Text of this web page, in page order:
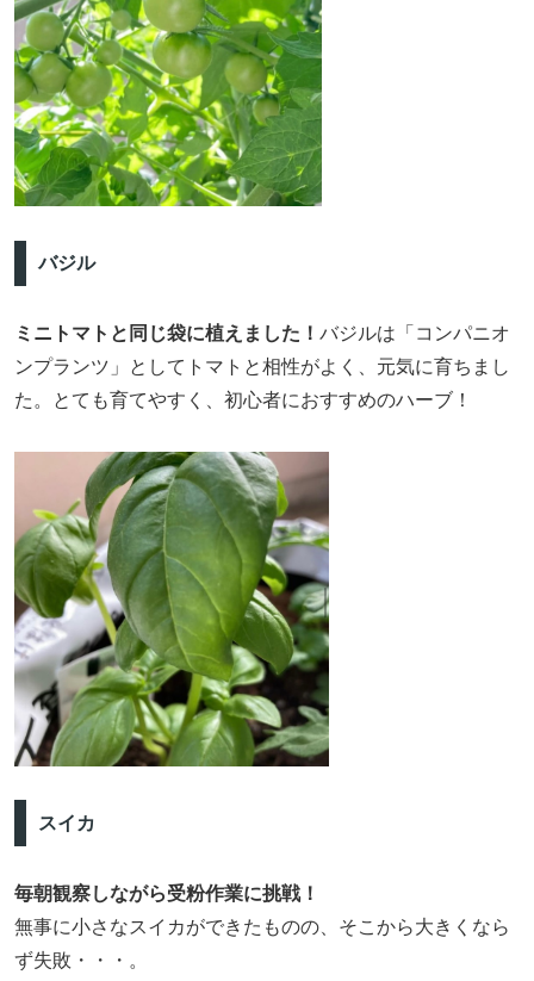
バジル
ミニトマトと同じ袋に植えました！ バジルは「コンパニオ
ンプランツ」としてトマトと相性がよく、元気に育ちまし
た。とても育てやすく、初心者におすすめのハーブ！
スイカ
毎朝観察しながら受粉作業に挑戦！
無事に小さなスイカができたものの、そこから大きくなら
ず失敗・・・。